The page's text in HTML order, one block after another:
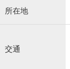
所在地
交通